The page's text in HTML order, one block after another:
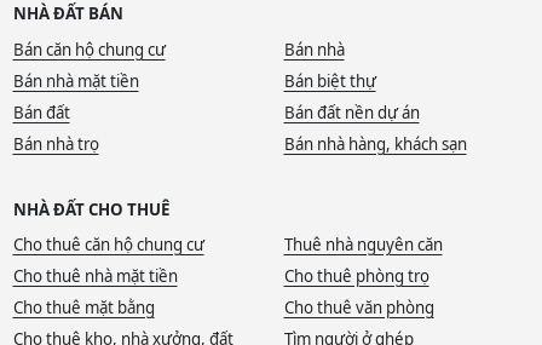
NHÀ ĐẤT BÁN
Bán căn hộ chung cư
Bán nhà
Bán nhà mặt tiền
Bán biệt thự
Bán đất
Bán đất nền dự án
Bán nhà trọ
Bán nhà hàng, khách sạn
NHÀ ĐẤT CHO THUÊ
Cho thuê căn hộ chung cư
Thuê nhà nguyên căn
Cho thuê nhà mặt tiền
Cho thuê phòng trọ
Cho thuê mặt bằng
Cho thuê văn phòng
Cho thuê kho, nhà xưởng, đất
Tìm người ở ghép